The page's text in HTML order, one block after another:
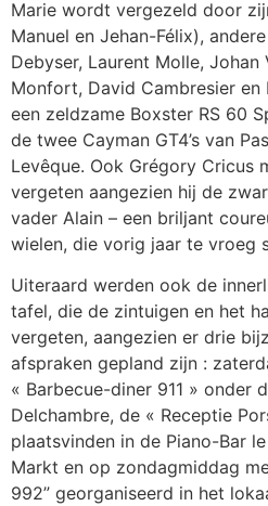
Marie wordt vergezeld door
Manuel en Jehan-Félix),
Debyser, Laurent Molle, Johan
Monfort, David Cambresier en
een zeldzame Boxster RS ​​​​60
de twee Cayman GT4’s van
Levêque. Ook Grégory Cricus
vergeten aangezien hij de
vader Alain – een briljant
wielen, die vorig jaar te vroeg
Uiteraard werden ook de
tafel, die de zintuigen en het
vergeten, aangezien er drie
afspraken gepland zijn :
« Barbecue-diner 911 » onder
Delchambre, de « Receptie
plaatsvinden in de Piano-Bar
Markt en op zondagmiddag
992” georganiseerd in het